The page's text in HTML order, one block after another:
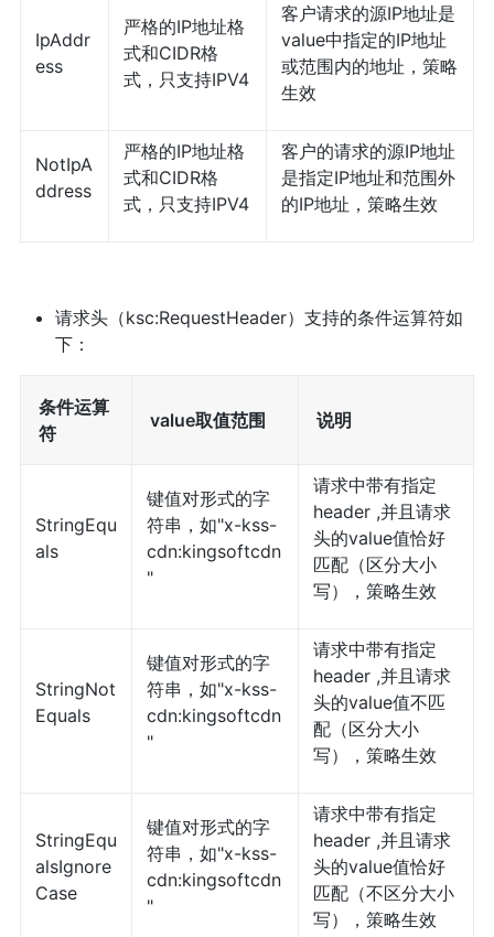
IpAddr
ess
严格的IP地址格
式和CIDR格
式，只支持IPV4
客户请求的源IP地址是
value中指定的IP地址
或范围内的地址，策略
生效
NotIpA
ddress
严格的IP地址格
式和CIDR格
式，只支持IPV4
客户的请求的源IP地址
是指定IP地址和范围外
的IP地址，策略生效
请求头（ksc:RequestHeader）支持的条件运算符如
下：
条件运算
符
value取值范围 说明
StringEqu
als
键值对形式的字
符串，如"x-kss-
cdn:kingsoftcdn
"
请求中带有指定
header ,并且请求
头的value值恰好
匹配（区分大小
写），策略生效
StringNot
Equals
键值对形式的字
符串，如"x-kss-
cdn:kingsoftcdn
"
请求中带有指定
header ,并且请求
头的value值不匹
配（区分大小
写），策略生效
StringEqu
alsIgnore
Case
键值对形式的字
符串，如"x-kss-
cdn:kingsoftcdn
"
请求中带有指定
header ,并且请求
头的value值恰好
匹配（不区分大小
写），策略生效